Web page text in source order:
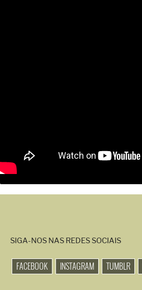
SIGA-NOS NAS REDES SOCIAIS
FACEBOOK INSTAGRAM TUMBLR